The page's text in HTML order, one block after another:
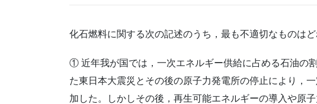
化石燃料に関する次の記述のうち，最も不適切なものはど
① 近年我が国では，一次エネルギー供給に占める石油の
た東日本大震災とその後の原子力発電所の停止により，
加した。しかしその後，再生可能エネルギーの導入や原